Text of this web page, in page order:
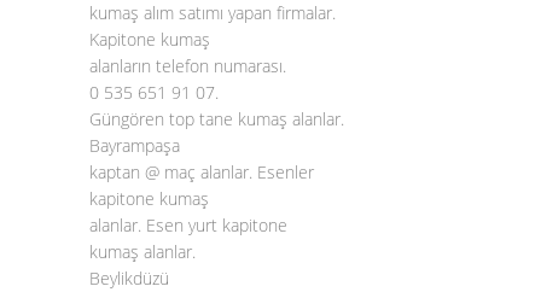
kumaş alım satımı yapan firmalar.
Kapitone kumaş
alanların telefon numarası.
0 535 651 91 07.
Güngören top tane kumaş alanlar.
Bayrampaşa
kaptan @ maç alanlar. Esenler
kapitone kumaş
alanlar. Esen yurt kapitone
kumaş alanlar.
Beylikdüzü